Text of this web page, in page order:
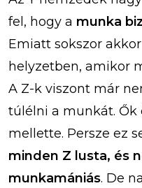
fel, hogy a munka
Emiatt sokszor
helyzetben, amikor
A Z-k viszont már
túlélni a munkát. Ők
mellette. Persze ez
minden Z lusta, és
munkamániás. De